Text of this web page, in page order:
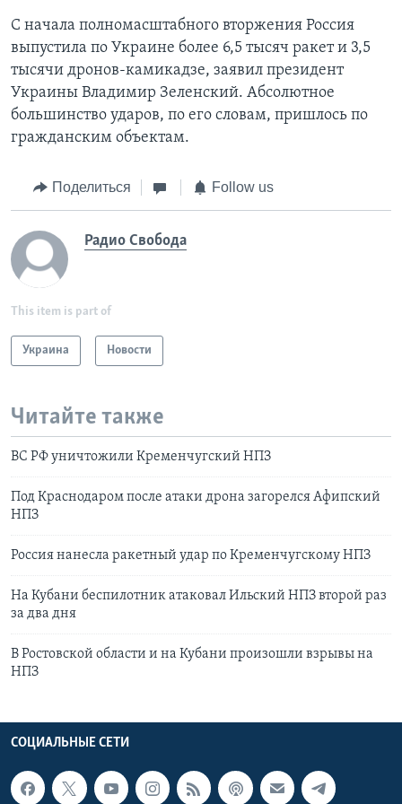
С начала полномасштабного вторжения Россия
выпустила по Украине более 6,5 тысяч ракет и 3,5
тысячи дронов-камикадзе, заявил президент
Украины Владимир Зеленский. Абсолютное
большинство ударов, по его словам, пришлось по
гражданским объектам.
Поделиться Follow us
Радио Свобода
This item is part of
Украина Новости
Читайте также
ВС РФ уничтожили Кременчугский НПЗ
Под Краснодаром после атаки дрона загорелся Афипский
НПЗ
Россия нанесла ракетный удар по Кременчугскому НПЗ
На Кубани беспилотник атаковал Ильский НПЗ второй раз
за два дня
В Ростовской области и на Кубани произошли взрывы на
НПЗ
СОЦИАЛЬНЫЕ СЕТИ